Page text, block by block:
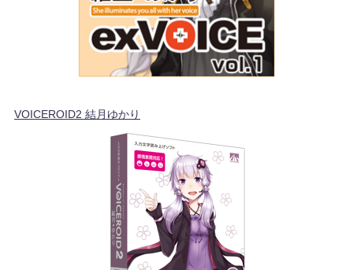
VOICEROID2 結月ゆかり